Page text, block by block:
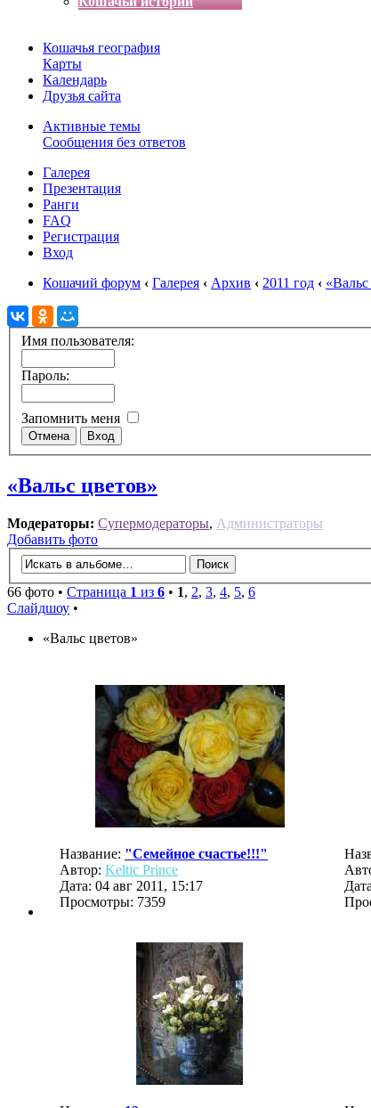
Кошачья география
Карты
Календарь
Друзья сайта
Активные темы
Сообщения без ответов
Галерея
Презентация
Ранги
FAQ
Регистрация
Вход
Кошачий форум ‹ Галерея ‹ Архив ‹ 2011 год ‹
Имя пользователя:
Пароль:
Запомнить меня
«Вальс цветов»
Модераторы: Супермодераторы, Администраторы
Добавить фото
66 фото • Страница 1 из 6 • 1, 2, 3, 4, 5, 6
Слайдшоу •
«Вальс цветов»
Название: "Семейное счастье!!!"
Автор: Keltic Prince
Дата: 04 авг 2011, 15:17
Просмотры: 7359